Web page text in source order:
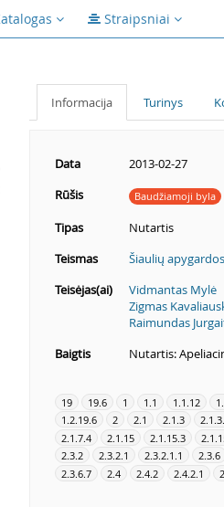
Straipsniai
Informacija Turinys
Data
2013-02-27
Rūšis
Baudžiamoji byla
Tipas
Nutartis
Teismas
Šiaulių
Teisėjas(ai)
Vidmantas Mylė
Zigmas
Raimundas
Baigtis
Nutartis:
19 19.6 1 1.1 1.1.12
1.2.19.6
2 2.1 2.1.3
2.1.7.4
2.1.15 2.1.15.3
2.3.2
2.3.2.1 2.3.2.1.1 2.3.6
2.3.6.7
2.4 2.4.2 2.4.2.1